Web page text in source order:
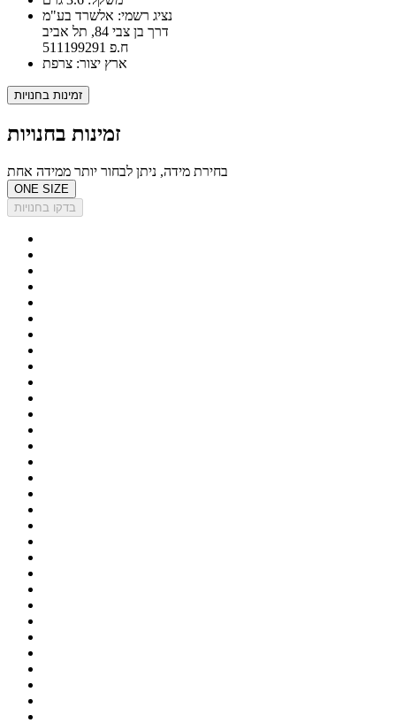
נציג רשמי: אלשרד בע"מ
דרך בן צבי 84, תל אביב
ח.פ 511199291
ארץ יצור: צרפת
זמינות בחנויות
זמינות בחנויות
בחירת מידה, ניתן לבחור יותר ממידה אחת
ONE SIZE
בדקו בחנויות